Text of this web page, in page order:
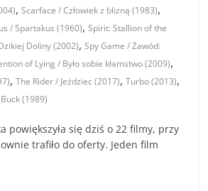
,Scarface / Człowiek z blizną (1983),
/ Spartakus (1960),Spirit: Stallion of the
Doliny (2002),Spy Game / Zawód:
of Lying / Było sobie kłamstwo (2009),
,The Rider / Jeździec (2017),Turbo (2013),
(1989)
powiększyła się dziś o 22 filmy, przy
trafiło do oferty. Jeden film